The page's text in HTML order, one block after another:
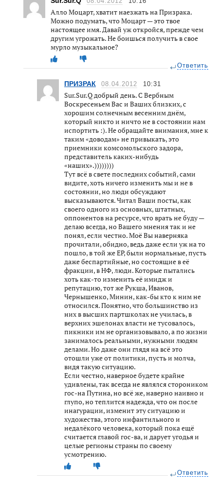
Алло Моцарт, хватит наезжать на Призрака.
Можно подумать, что Моцарт — это твое
настоящее имя. Давай уж откройся, прежде чем
другим угрожать. Не боишься получить в свое
мурло музыкальное?
Ответить
ПРИЗРАК 08.04.2012 10:31
Sur.Sur.Q добрый день. С Вербным
Воскресеньем Вас и Ваших близких, с
хорошим солнечным весенним днём,
который никто и ничто не в состоянии нам
испортить :). Не обращайте внимания, мне к
таким «доводам» не привыкать, это
приемники комсомольского задора,
представитель каких-нибудь
«наших».))))))))
Тут всё в свете последних событий, сами
видите, хоть ничего изменить мы и не в
состоянии, но люди обсуждают
высказываются. Читал Ваши посты, как
своего одного из основных, штатных,
оппонентов на ресурсе, что врать не буду —
делаю всегда, но Вашего мнения так и не
понял, если честно. Моё Вы наверняка
прочитали, обидно, ведь даже если уж на то
пошло, в той же ЕР, были нормальные, пусть
даже беспартийные, но состоящие в её
фракции, в НФ, люди. Которые пытались
хоть как-то изменить её имидж и
репутацию, тот же Рукша, Иванов,
Чернышенко, Минин, как-бы кто к ним не
относился. Понятно, что большинство из
них в высших партшколах не училась, в
верхних эшелонах власти не тусовалось,
пикники им не организовывало, а по жизни
занималось реальными, нужными людям
делами. Но даже они глядя на всё это
отошли уже от политики, пусть и молча,
видя такую ситуацию.
Если честно, наверное будете крайне
удивлены, так всегда не являлся стороником
гос-на Путина, но всё же, наверно наивно и
глупо, но теплится надежда, что он после
инагурации, изменит эту ситуацию и
художества, этого инфантильного и
недалёкого человека, который пока ещё
считается главой гос-ва, и дарует угодья и
целые регионы страны по своему
усмотрению.
Ответить